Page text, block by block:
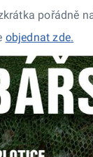
pořádně
objednat zde.